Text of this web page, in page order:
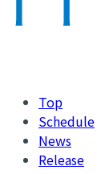
Top
Schedule
News
Release